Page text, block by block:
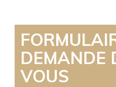
DEMANDE
VOUS